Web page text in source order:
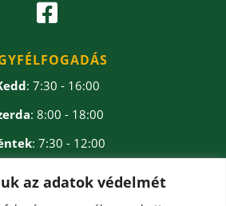
az adatok védelmét

: 7:30 - 16:00
: 8:00 - 18:00
: 7:30 - 12:00